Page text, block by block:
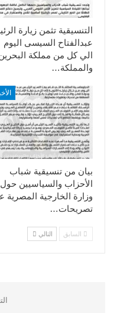
التنسيقية تثمن زيارة
عبدالفتاح السيسى اليوم
الي كل من مملكة
والمملكة…
بيان من تنسيقية شباب
الأحزاب والسياسيين
وزارة الخارجية المصرية
تصريحات…
السابق التالي